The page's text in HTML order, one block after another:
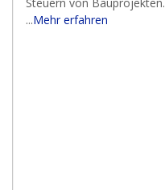
...Mehr erfahren